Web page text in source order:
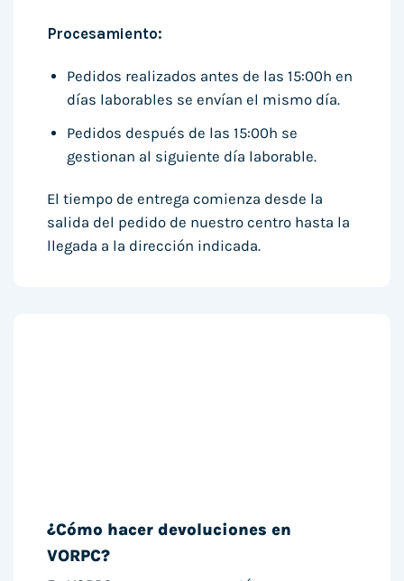
Procesamiento:
Pedidos realizados antes de las 15:00h en
días laborables se envían el mismo día.
Pedidos después de las 15:00h se
gestionan al siguiente día laborable.
El tiempo de entrega comienza desde la
salida del pedido de nuestro centro hasta la
llegada a la dirección indicada.
¿Cómo hacer devoluciones en
VORPC?